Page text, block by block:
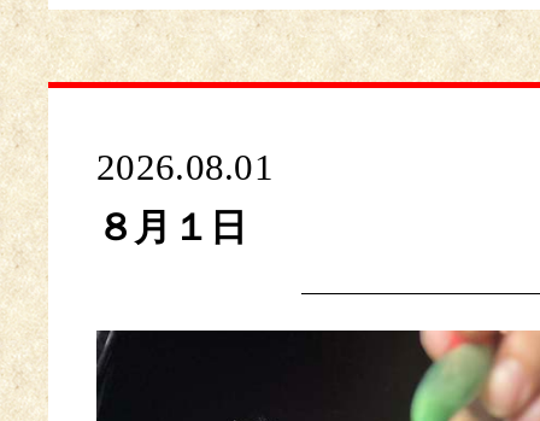
2026.08.01
８月１日